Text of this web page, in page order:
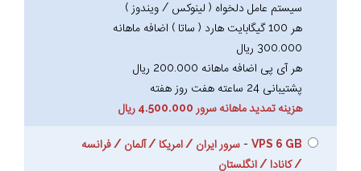
سیستم عامل دلخواه ( لینوکس / ویندوز )
هر 100 گیگابایت هارد ( ساتا ) اضافه ماهانه
300.000 ریال
هر آی پی اضافه ماهانه 200.000 ریال
پشتیبانی 24 ساعته هفت روز هفته
هزینه تمدید ماهانه سرور 4.500.000 ریال
VPS 6 GB
- سرور ایران / امریکا / آلمان / فرانسه
/ کانادا / انگلستان